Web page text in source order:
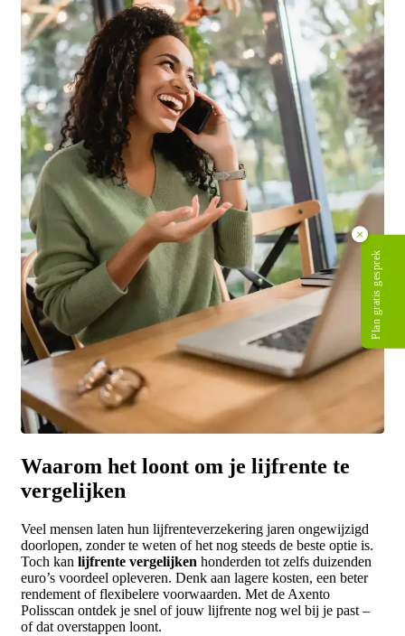
Waarom het loont om je lijfrente te
vergelijken
Veel mensen laten hun lijfrenteverzekering jaren ongewijzigd
doorlopen, zonder te weten of het nog steeds de beste optie is.
Toch kan lijfrente vergelijken honderden tot zelfs duizenden
euro’s voordeel opleveren. Denk aan lagere kosten, een beter
rendement of flexibelere voorwaarden. Met de Axento
Polisscan ontdek je snel of jouw lijfrente nog wel bij je past –
of dat overstappen loont.
×
Plan gratis gesprek